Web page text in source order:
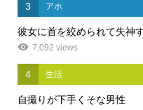
3 アホ
彼女に首を絞められて失神
7,092 views
4 生活
自撮りが下手くそな男性